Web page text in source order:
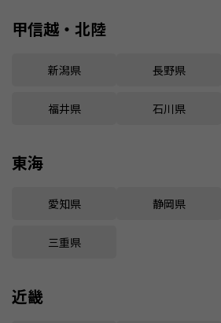
甲信越・北陸
新潟県 長野県
福井県 石川県
東海
愛知県 静岡県
三重県
近畿